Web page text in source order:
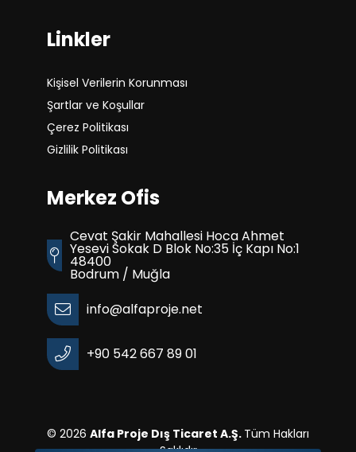
Linkler
Kişisel Verilerin Korunması
Şartlar ve Koşullar
Çerez Politikası
Gizlilik Politikası
Merkez Ofis
Cevat Şakir Mahallesi Hoca Ahmet
Yesevi Sokak D Blok No:35 İç Kapı No:1
48400
Bodrum / Muğla
info@alfaproje.net
+90 542 667 89 01
© 2026 Alfa Proje Dış Ticaret A.Ş. Tüm Hakları